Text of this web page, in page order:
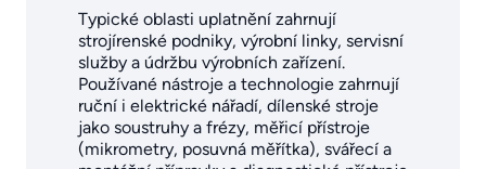
Typické oblasti uplatnění zahrnují
strojírenské podniky, výrobní linky, servisní
služby a údržbu výrobních zařízení.
Používané nástroje a technologie zahrnují
ruční i elektrické nářadí, dílenské stroje
jako soustruhy a frézy, měřicí přístroje
(mikrometry, posuvná měřítka), svářecí a